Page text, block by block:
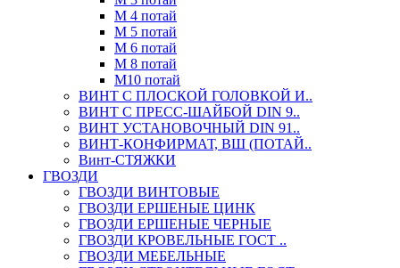
М 4 потай
М 5 потай
М 6 потай
М 8 потай
М10 потай
ВИНТ С ПЛОСКОЙ ГОЛОВКОЙ И..
ВИНТ С ПРЕСС-ШАЙБОЙ DIN 9..
ВИНТ УСТАНОВОЧНЫЙ DIN 91..
ВИНТ-КОНФИРМАТ, ВШ (ПОТАЙ..
Винт-СТЯЖКИ
ГВОЗДИ
ГВОЗДИ ВИНТОВЫЕ
ГВОЗДИ ЕРШЕНЫЕ ЦИНК
ГВОЗДИ ЕРШЕНЫЕ ЧЕРНЫЕ
ГВОЗДИ КРОВЕЛЬНЫЕ ГОСТ ..
ГВОЗДИ МЕБЕЛЬНЫЕ